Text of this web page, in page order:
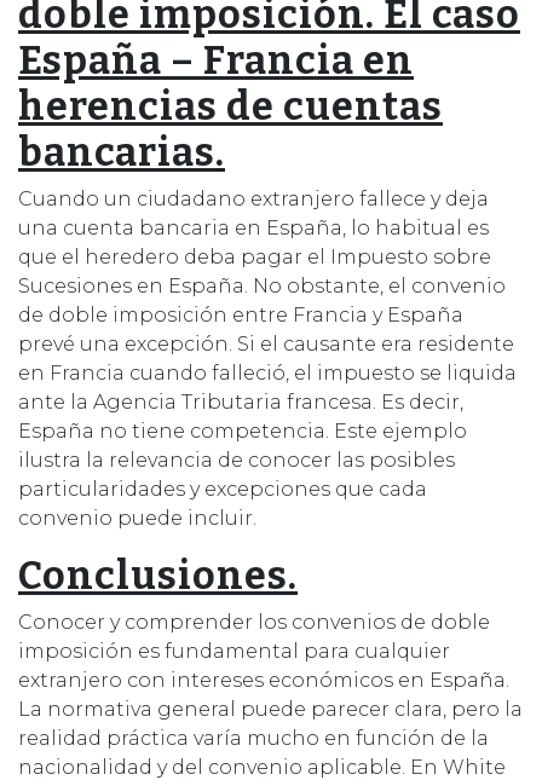
doble imposición. El caso
España – Francia en
herencias de cuentas
bancarias.
Cuando un ciudadano extranjero fallece y deja
una cuenta bancaria en España, lo habitual es
que el heredero deba pagar el Impuesto sobre
Sucesiones en España. No obstante, el convenio
de doble imposición entre Francia y España
prevé una excepción. Si el causante era residente
en Francia cuando falleció, el impuesto se liquida
ante la Agencia Tributaria francesa. Es decir,
España no tiene competencia. Este ejemplo
ilustra la relevancia de conocer las posibles
particularidades y excepciones que cada
convenio puede incluir.
Conclusiones.
Conocer y comprender los convenios de doble
imposición es fundamental para cualquier
extranjero con intereses económicos en España.
La normativa general puede parecer clara, pero la
realidad práctica varía mucho en función de la
nacionalidad y del convenio aplicable. En White